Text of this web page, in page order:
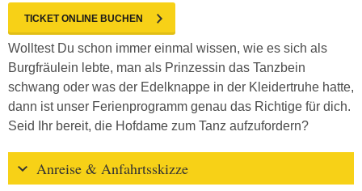
TICKET ONLINE BUCHEN
Wolltest Du schon immer einmal wissen, wie es sich als
Burgfräulein lebte, man als Prinzessin das Tanzbein
schwang oder was der Edelknappe in der Kleidertruhe hatte,
dann ist unser Ferienprogramm genau das Richtige für dich.
Seid Ihr bereit, die Hofdame zum Tanz aufzufordern?
Anreise & Anfahrtsskizze